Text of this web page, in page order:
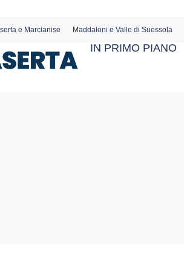
e Marcianise Maddaloni e Valle di Suessola
IN PRIMO PIANO